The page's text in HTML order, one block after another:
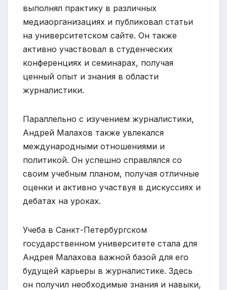
выполнял практику в различных
медиаорганизациях и публиковал статьи
на университетском сайте. Он также
активно участвовал в студенческих
конференциях и семинарах, получая
ценный опыт и знания в области
журналистики.
Параллельно с изучением журналистики,
Андрей Малахов также увлекался
международными отношениями и
политикой. Он успешно справлялся со
своим учебным планом, получая отличные
оценки и активно участвуя в дискуссиях и
дебатах на уроках.
Учеба в Санкт-Петербургском
государственном университете стала для
Андрея Малахова важной базой для его
будущей карьеры в журналистике. Здесь
он получил необходимые знания и навыки,